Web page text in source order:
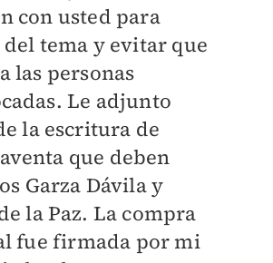
con usted para
tema y evitar que
las personas
Le adjunto
la escritura de
que deben
Garza Dávila y
la Paz. La compra
fue firmada por mi